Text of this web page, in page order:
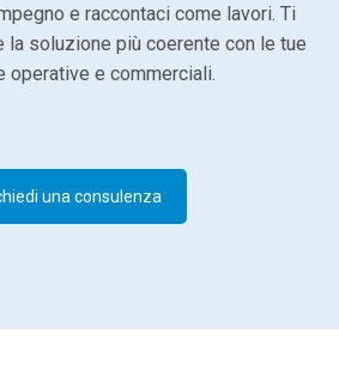
e raccontaci come lavori. Ti
la soluzione più coerente con le tue
operative e commerciali.
una consulenza